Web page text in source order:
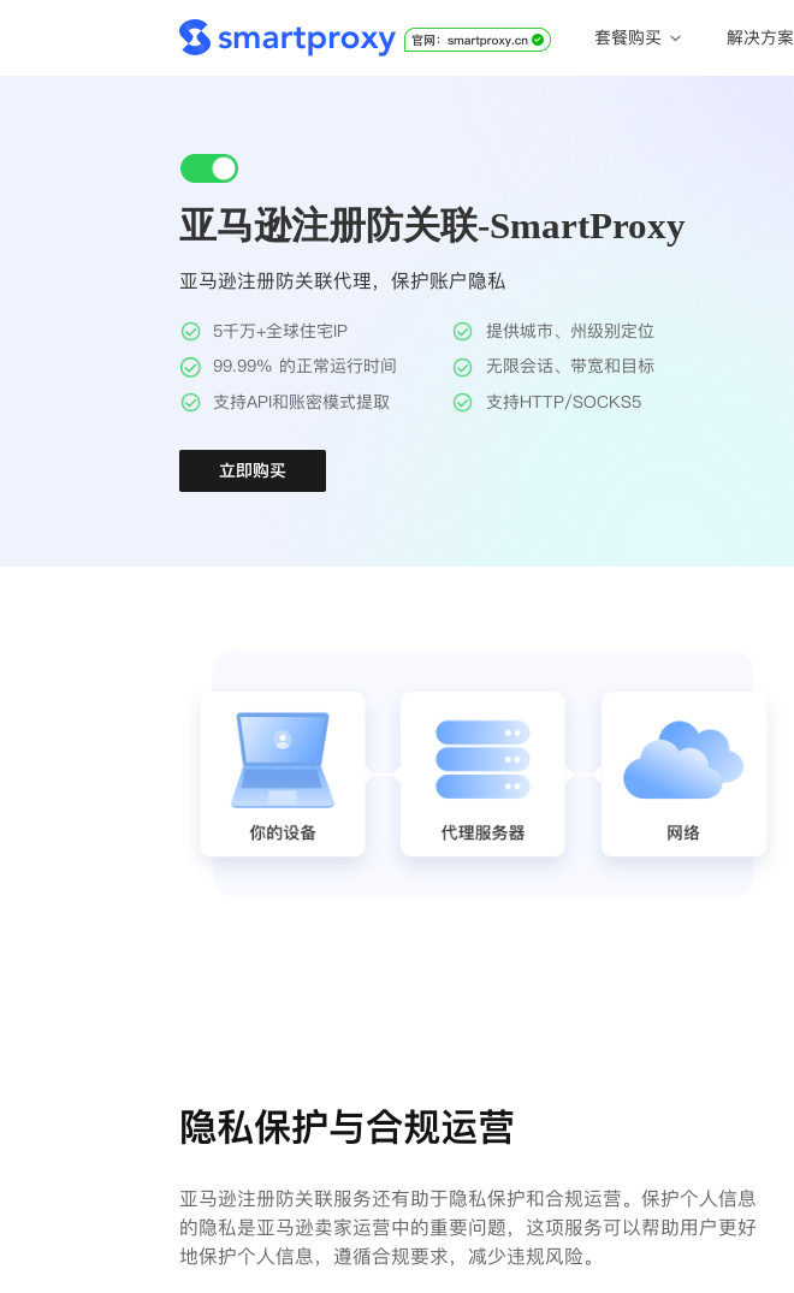
套餐购买 解决方案
亚马逊注册防关联-SmartProxy
亚马逊注册防关联代理，保护账户隐私
5千万+全球住宅IP
提供城市、州级别定位
99.99% 的正常运行时间
无限会话、带宽和目标
支持API和账密模式提取
支持HTTP/SOCKS5
立即购买
隐私保护与合规运营
亚马逊注册防关联服务还有助于隐私保护和合规运营。保护个人信息
的隐私是亚马逊卖家运营中的重要问题，这项服务可以帮助用户更好
地保护个人信息，遵循合规要求，减少违规风险。